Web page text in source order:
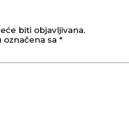
biti objavljivana.
označena sa *